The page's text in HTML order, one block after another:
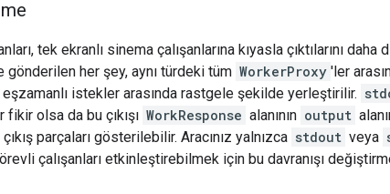
tek ekranlı sinema çalışanlarına kıyasla çıktılarını
gönderilen her şey, aynı türdeki tüm WorkerProxy 'ler
istekler arasında rastgele şekilde yerleştirilir.
olsa da bu çıkışı WorkResponse alanının output
parçaları gösterilebilir. Aracınız yalnızca stdout veya
çalışanları etkinleştirebilmek için bu davranışı